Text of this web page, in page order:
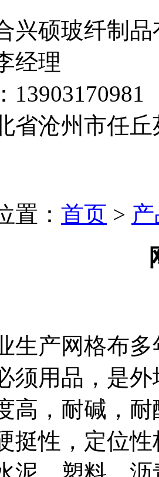
兴硕玻纤制
经理
13903170981
省沧州市任
置： 首页 >
生产网格布
须用品，是
高，耐碱，
挺性，定位